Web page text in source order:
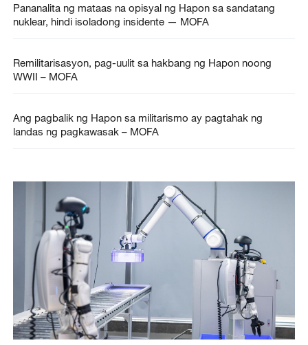
Pananalita ng mataas na opisyal ng Hapon sa sandatang
nuklear, hindi isoladong insidente — MOFA
Remilitarisasyon, pag-uulit sa hakbang ng Hapon noong
WWII – MOFA
Ang pagbalik ng Hapon sa militarismo ay pagtahak ng
landas ng pagkawasak – MOFA